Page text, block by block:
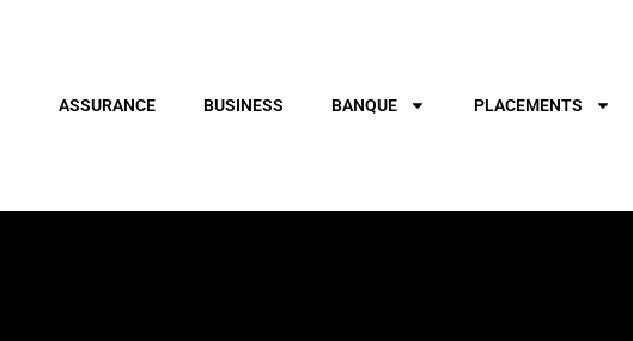
ASSURANCE BUSINESS BANQUE PLACEMENTS